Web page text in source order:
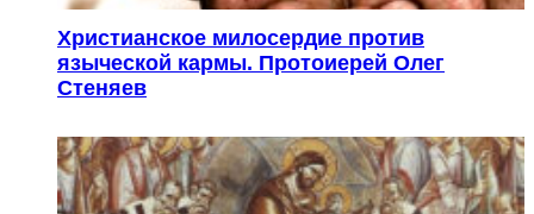
Христианское милосердие против
языческой кармы. Протоиерей Олег
Стеняев